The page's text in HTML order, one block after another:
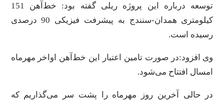
توسعه درباره این پروژه ریلی گفته بود: خط‌آهن 151
کیلومتری همدان-سنندج به پیشرفت فیزیکی 90 درصدی
رسیده است.
وی افزود:‌در صورت تامین اعتبار این خط‌آهن اواخر مهرماه
امسال افتتاح می‌شود.
در حالی آخرین روز مهرماه را پشت سر می‌گذاریم که